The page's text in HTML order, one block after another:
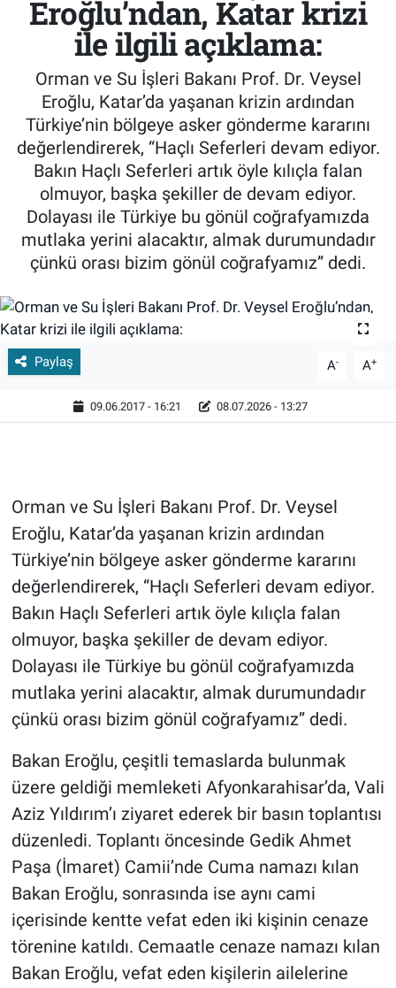
Eroğlu’ndan, Katar krizi
ile ilgili açıklama:
Orman ve Su İşleri Bakanı Prof. Dr. Veysel
Eroğlu, Katar’da yaşanan krizin ardından
Türkiye’nin bölgeye asker gönderme kararını
değerlendirerek, “Haçlı Seferleri devam ediyor.
Bakın Haçlı Seferleri artık öyle kılıçla falan
olmuyor, başka şekiller de devam ediyor.
Dolayası ile Türkiye bu gönül coğrafyamızda
mutlaka yerini alacaktır, almak durumundadır
çünkü orası bizim gönül coğrafyamız” dedi.
Paylaş A- A+
09.06.2017 - 16:21 08.07.2026 - 13:27
Orman ve Su İşleri Bakanı Prof. Dr. Veysel
Eroğlu, Katar’da yaşanan krizin ardından
Türkiye’nin bölgeye asker gönderme kararını
değerlendirerek, “Haçlı Seferleri devam ediyor.
Bakın Haçlı Seferleri artık öyle kılıçla falan
olmuyor, başka şekiller de devam ediyor.
Dolayası ile Türkiye bu gönül coğrafyamızda
mutlaka yerini alacaktır, almak durumundadır
çünkü orası bizim gönül coğrafyamız” dedi.
Bakan Eroğlu, çeşitli temaslarda bulunmak
üzere geldiği memleketi Afyonkarahisar’da, Vali
Aziz Yıldırım’ı ziyaret ederek bir basın toplantısı
düzenledi. Toplantı öncesinde Gedik Ahmet
Paşa (İmaret) Camii’nde Cuma namazı kılan
Bakan Eroğlu, sonrasında ise aynı cami
içerisinde kentte vefat eden iki kişinin cenaze
törenine katıldı. Cemaatle cenaze namazı kılan
Bakan Eroğlu, vefat eden kişilerin ailelerine